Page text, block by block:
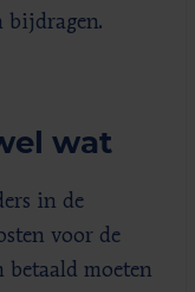
bijdragen.
wat
in de
voor de
moeten